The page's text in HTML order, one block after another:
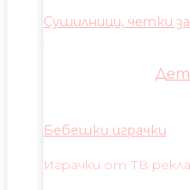
Сушилници, четки
Бебешки играчки
Играчки от ТВ